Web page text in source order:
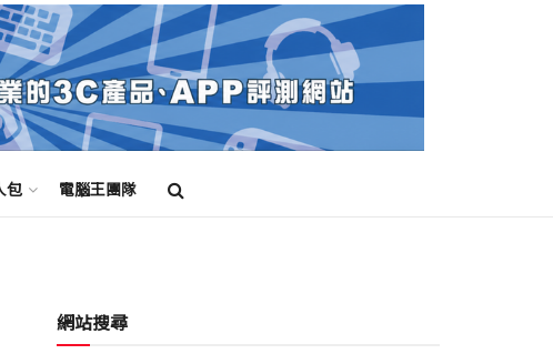
包 電腦王團隊
網站搜尋